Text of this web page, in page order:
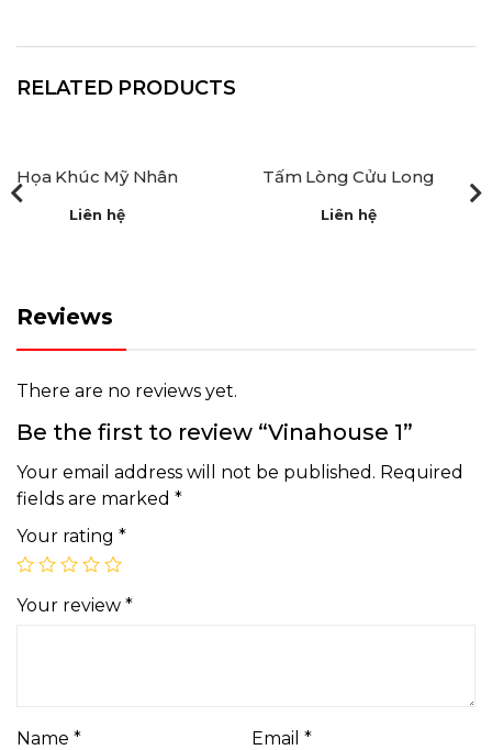
RELATED PRODUCTS
Họa Khúc Mỹ Nhân
Liên hệ
Tấm Lòng Cửu Long
Liên hệ
Reviews
There are no reviews yet.
Be the first to review “Vinahouse 1”
Your email address will not be published. Required
fields are marked *
Your rating *
Your review *
Name * Email *